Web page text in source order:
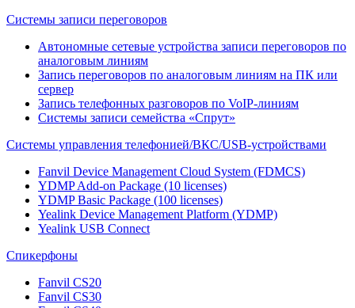
Системы записи переговоров
Автономные сетевые устройства записи переговоров по
аналоговым линиям
Запись переговоров по аналоговым линиям на ПК или
сервер
Запись телефонных разговоров по VoIP-линиям
Системы записи семейства «Спрут»
Системы управления телефонией/ВКС/USB-устройствами
Fanvil Device Management Cloud System (FDMCS)
YDMP Add-on Package (10 licenses)
YDMP Basic Package (100 licenses)
Yealink Device Management Platform (YDMP)
Yealink USB Connect
Спикерфоны
Fanvil CS20
Fanvil CS30